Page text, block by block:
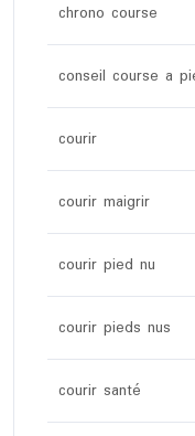
chrono course
conseil course a
courir
courir maigrir
courir pied nu
courir pieds nus
courir santé